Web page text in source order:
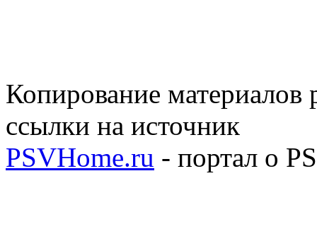
Копирование материалов
ссылки на источник
PSVHome.ru - портал о